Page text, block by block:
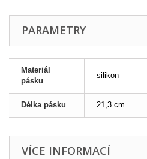
PARAMETRY
Materiál
pásku
silikon
Délka pásku 21,3 cm
VÍCE INFORMACÍ